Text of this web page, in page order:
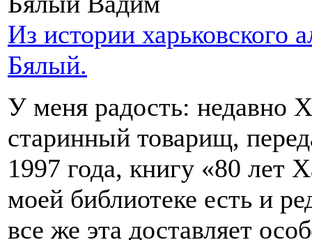
Из истории харьковского
Бялый.
У меня радость: недавно
старинный товарищ,
1997 года, книгу «80 лет
моей библиотеке есть и
все же эта доставляет